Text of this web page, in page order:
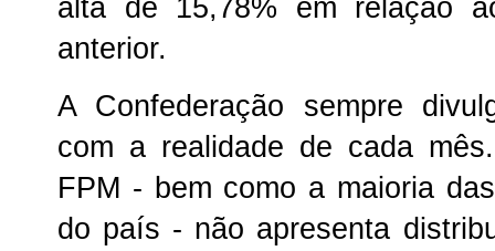
alta de 15,78% em relação
anterior.
A Confederação sempre
com a realidade de cada
FPM - bem como a maioria
do país - não apresenta